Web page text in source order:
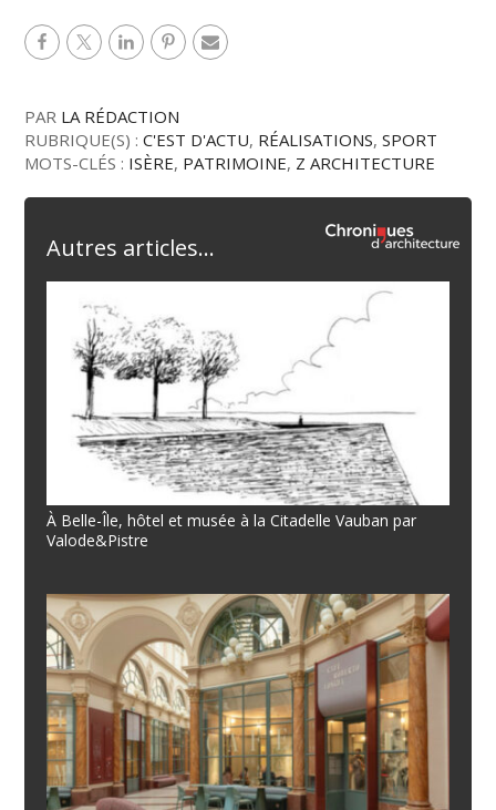
PAR LA RÉDACTION
RUBRIQUE(S) :C'EST D'ACTU, RÉALISATIONS,SPORT
MOTS-CLÉS : ISÈRE, PATRIMOINE, Z ARCHITECTURE
Autres articles...
À Belle-Île, hôtel et musée à la Citadelle Vauban par
Valode&Pistre